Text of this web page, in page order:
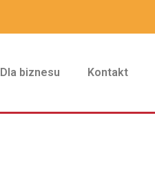
Dla biznesu Kontakt